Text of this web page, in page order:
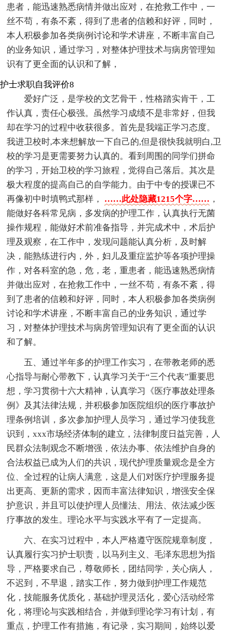
患者，能迅速熟悉病情并做出应对，在抢救工作中，一
丝不苟，有条不紊，得到了患者的信赖和好评，同时，
本人积极参加各类病例讨论和学术讲座，不断丰富自己
的业务知识，通过学习，对整体护理技术与病房管理知
识有了更全面的认识和了解，
护士求职自我评价8
爱好广泛，是学校的文艺骨干，性格踏实肯干，工
作认真，责任心极强。虽然学习成绩不是非常好，但我
却在学习的过程中收获很多。首先是我端正学习态度。
我进卫校时,本来想解放一下自己的,但是很快我就明白,卫
校的学习是更需要努力认真的。看到周围的同学们拼命
的学习，开始卫校的学习旅程，觉得自己落后。其次是
极大程度的提高自己的自学能力。由于中专的授课已不
再像初中时填鸭式那样， ……此处隐藏1215个字…… ，
能做好各科常见病，多发病的护理工作，认真执行无菌
操作规程，能做好术前准备指导，并完成术中，术后护
理及观察，在工作中，发现问题能认真分析，及时解
决，能熟练进行内，外，妇儿及重症监护等各项护理操
作，对各科室的急，危，老，重患者，能迅速熟悉病情
并做出应对，在抢救工作中，一丝不苟，有条不紊，得
到了患者的信赖和好评，同时，本人积极参加各类病例
讨论和学术讲座，不断丰富自己的业务知识，通过学
习，对整体护理技术与病房管理知识有了更全面的认识
和了解。
五、通过半年多的护理工作实习，在带教老师的悉
心指导与耐心带教下，认真学习关于“三个代表”重要思
想，学习贯彻十六大精神，认真学习《医疗事故处理条
例》及其法律法规，并积极参加医院组织的医疗事故护
理条例培训，多次参加护理人员学习，通过学习使我意
识到，xxx市场经济体制的建立，法律制度日益完善，人
民群众法制观念不断增强，依法办事、依法维护自身的
合法权益已成为人们的共识，现代护理质量观念是全方
位、全过程的让病人满意，这是人们对医疗护理服务提
出更高、更新的需求，因而丰富法律知识，增强安全保
护意识，并且可以使护理人员懂法、用法、依法减少医
疗事故的发生。理论水平与实践水平有了一定提高。
六、在实习过程中，本人严格遵守医院规章制度，
认真履行实习护士职责，以马列主义、毛泽东思想为指
导，严格要求自己，尊敬师长，团结同学，关心病人，
不迟到，不早退，踏实工作，努力做到护理工作规范
化，技能服务优质化，基础护理灵活化，爱心活动经常
化，将理论与实践相结合，并做到理论学习有计划，有
重点，护理工作有措施，有记录，实习期间，始终以爱